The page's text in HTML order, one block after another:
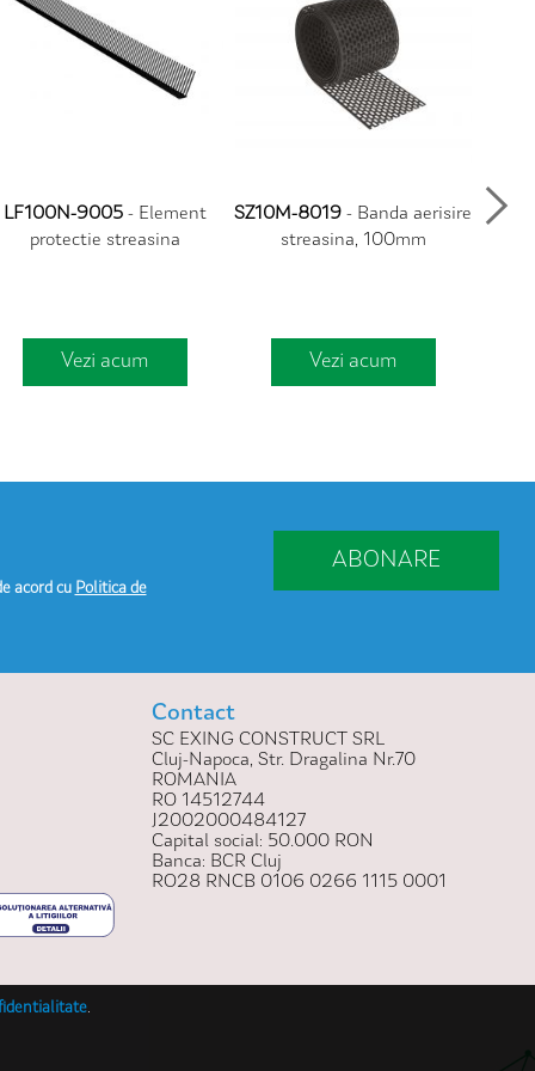
LF100N-9005- Element
protectie streasina
Vezi acum
SZ10M-8019 - Banda aerisire
streasina, 100mm
Vezi acum
acord cu Politica de
ABONARE
Contact
SC EXING CONSTRUCT SRL
Cluj-Napoca, Str. Dragalina Nr.70
ROMANIA
RO 14512744
J2002000484127
Capital social: 50.000 RON
Banca: BCR Cluj
RO28 RNCB 0106 0266 1115 0001
.